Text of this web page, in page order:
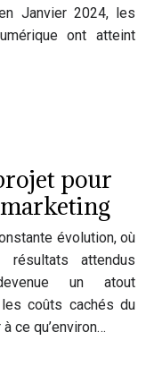
Janvier 2024, les
ont atteint
pour
évolution, où
attendus
un atout
coûts cachés du
ce qu’environ…